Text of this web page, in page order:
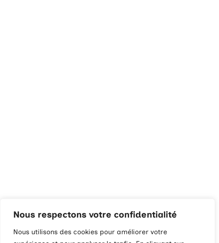
Nous respectons votre confidentialité
Nous utilisons des cookies pour améliorer votre